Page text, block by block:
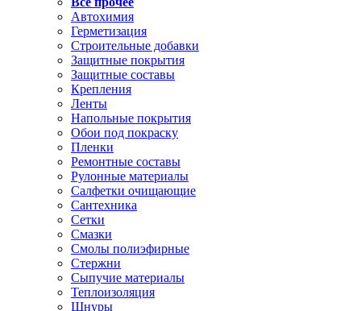
Автохимия
Герметизация
Строительные добавки
Защитные покрытия
Защитные составы
Крепления
Ленты
Напольные покрытия
Обои под покраску
Пленки
Ремонтные составы
Рулонные материалы
Салфетки очищающие
Сантехника
Сетки
Смазки
Смолы полиэфирные
Стержни
Сыпучие материалы
Теплоизоляция
Шнуры